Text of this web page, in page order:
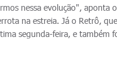
nessa evolução", aponta
na estreia. Já o Retrô,
segunda-feira, e também